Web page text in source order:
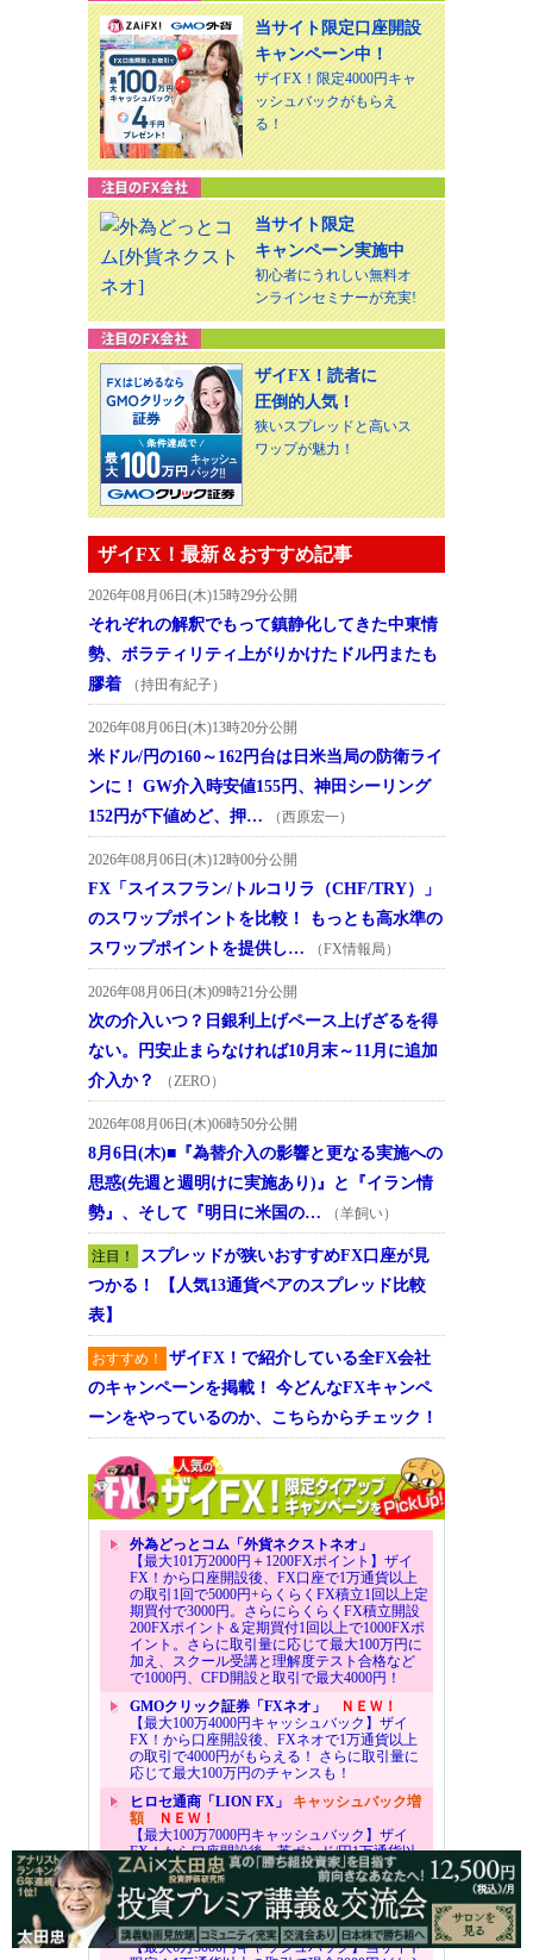
当サイト限定口座開設
キャンペーン中！
ザイFX！限定4000円キャ
ッシュバックがもらえ
る！
当サイト限定
キャンペーン実施中
初心者にうれしい無料オ
ンラインセミナーが充実!
ザイFX！読者に
圧倒的人気！
狭いスプレッドと高いス
ワップが魅力！
ザイFX！最新＆おすすめ記事
2026年08月06日(木)15時29分公開
それぞれの解釈でもって鎮静化してきた中東情
勢、ボラティリティ上がりかけたドル円またも
膠着
（持田有紀子）
2026年08月06日(木)13時20分公開
米ドル/円の160～162円台は日米当局の防衛ライ
ンに！ GW介入時安値155円、神田シーリング
152円が下値めど、押…
（西原宏一）
2026年08月06日(木)12時00分公開
FX「スイスフラン/トルコリラ（CHF/TRY）」
のスワップポイントを比較！ もっとも高水準の
スワップポイントを提供し…
（FX情報局）
2026年08月06日(木)09時21分公開
次の介入いつ？日銀利上げペース上げざるを得
ない。円安止まらなければ10月末～11月に追加
介入か？
（ZERO）
2026年08月06日(木)06時50分公開
8月6日(木)■『為替介入の影響と更なる実施への
思惑(先週と週明けに実施あり)』と『イラン情
勢』、そして『明日に米国の…
（羊飼い）
注目！
スプレッドが狭いおすすめFX口座が見
つかる！ 【人気13通貨ペアのスプレッド比較
表】
おすすめ！
ザイFX！で紹介している全FX会社
のキャンペーンを掲載！ 今どんなFXキャンペ
ーンをやっているのか、こちらからチェック！
外為どっとコム「外貨ネクストネオ」
【最大101万2000円＋1200FXポイント】ザイ
FX！から口座開設後、FX口座で1万通貨以上
の取引1回で5000円+らくらくFX積立1回以上定
期買付で3000円。さらにらくらくFX積立開設
200FXポイント＆定期買付1回以上で1000FXポ
イント。さらに取引量に応じて最大100万円に
加え、スクール受講と理解度テスト合格など
で1000円、CFD開設と取引で最大4000円！
GMOクリック証券「FXネオ」
ＮＥＷ！
【最大100万4000円キャッシュバック】ザイ
FX！から口座開設後、FXネオで1万通貨以上
の取引で4000円がもらえる！ さらに取引量に
応じて最大100万円のチャンスも！
ヒロセ通商「LION FX」 キャッシュバック増
額ＮＥＷ！
【最大100万7000円キャッシュバック】ザイ
FX！から口座開設後、英ポンド/円1万通貨以
上の取引で5000円がもらえる！ さらに他社か
らのりかえなら2000円！ 取引量に応じて最大
100万円のチャンスも！
FXブロードネット
【最大6万3000円キャッシュバック】当サイト